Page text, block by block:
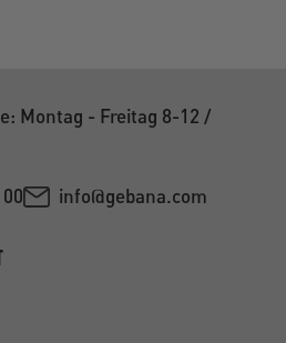
Montag - Freitag 8-12 /
info@gebana.com